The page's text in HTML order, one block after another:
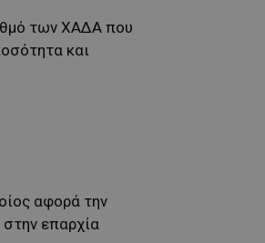
των ΧΑΔΑ που
και
αφορά την
στην επαρχία